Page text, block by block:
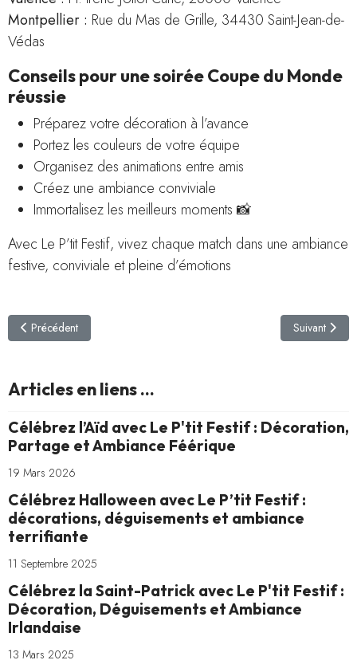
Montpellier : Rue du Mas de Grille, 34430 Saint-Jean-de-
Védas
Conseils pour une soirée Coupe du Monde
réussie
Préparez votre décoration à l’avance
Portez les couleurs de votre équipe
Organisez des animations entre amis
Créez une ambiance conviviale
Immortalisez les meilleurs moments 📸
Avec Le P’tit Festif, vivez chaque match dans une ambiance
festive, conviviale et pleine d’émotions
Article précédent : Célébrez la Fête des Pères avec Le P'tit Festif : idées
Précédent Article
Suivant
Articles en liens ...
Célébrez l’Aïd avec Le P'tit Festif : Décoration,
Partage et Ambiance Féérique
19 Mars 2026
Célébrez Halloween avec Le P’tit Festif :
décorations, déguisements et ambiance
terrifiante
11 Septembre 2025
Célébrez la Saint-Patrick avec Le P'tit Festif :
Décoration, Déguisements et Ambiance
Irlandaise
13 Mars 2025